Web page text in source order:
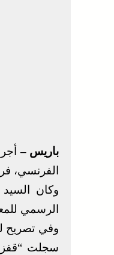
باريس –
الفرنسي،
وكان
الرسمي
وفي تصريح
سجلت “قفزة